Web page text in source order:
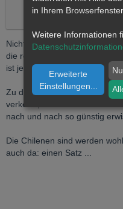
Dann korrigiere ich auf
Nicht so schnell. Gold.de
die reicht von 2 Pesos bis
ist jedenfalls kein Hidalgo.
Zu deiner Eingangsfrage:
verkehrt, wenn man sich
nach und nach so günstig
Die Chilenen sind werden
auch da: einen Satz ...
in Ihrem Browserfenster.
Weitere Informationen
Erweiterte
Einstellungen